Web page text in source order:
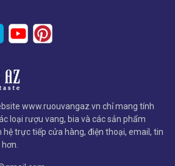
www.ruouvangaz.vn chỉ mang tính
loại rượu vang, bia và các sản phẩm
hệ trực tiếp cửa hàng, điện thoại, email, tin